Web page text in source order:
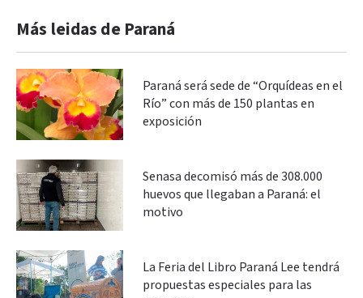
Más leidas de Paraná
Paraná será sede de “Orquídeas en el
Río” con más de 150 plantas en
exposición
Senasa decomisó más de 308.000
huevos que llegaban a Paraná: el
motivo
La Feria del Libro Paraná Lee tendrá
propuestas especiales para las